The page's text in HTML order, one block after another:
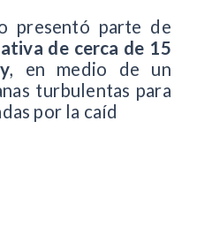
presentó parte de
de cerca de 15
, en medio de un
turbulentas para
por la caíd